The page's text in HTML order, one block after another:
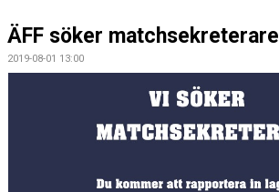
LÄNKAR
ÄFF söker matchsekreterare
2019-08-01 13:00